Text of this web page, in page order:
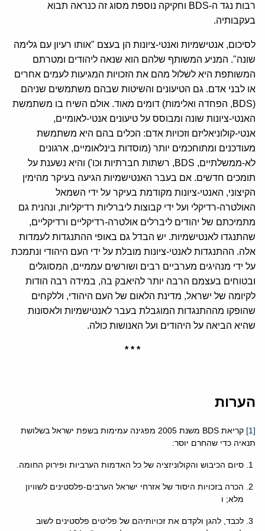
רבות נגד ה-BDS וחקיקה נוספת מסוג זה כנראה תבוא
בעקבותיה.
לסיכום, אנטישמיות ואנטי-ציונות הן בעצם "אותו רעיון עם גלימה
שונה". המניע המשותף שלהם הוא שנאה ליהודים ומטרתם
המשותפת היא לשלול מהם את הזכויות המגיעות לעמים אחרים
או לבני אדם. גם הטיעונים והשיטות שבהם משתמשים שניהם
(BDS, הפחדה ואלימות) דומים מאוד. אולם השיח בו משתמשת
האנטי-ציונות שונה ומבוסס על טיעונים אנטי-לאומיים,
אנטי-קולוניאליזם וזכויות אדם: הכלים בהם היא משתמשת
מעודכנים ומתוחכמים יותר (מוסדות בינלאומיים, ארגונים
לא-ממשלתיים, BDS, רשתות חברתיות וכו') והיא נשענת על
תומכים חדשים. אם בעבר האנטישמיות הגיעה בעיקר מהימין
הקיצוני, האנטי-ציונות מקודמת בעיקר על ידי השמאל
האולטרה-רדיקלי ועל ידי קבוצות ליברליות רדיקליות, ונהנית גם
מתמיכתם של יהודים ליברלים אולטרה-רדיקליים ורדיקליים,
שהתנגדו לאנטישמיות. יש הבדל גם באופי ההתנגדות לעמדות
אלה. ההתנגדות לאנטי-ציונות מובלת על ידי העם היהודי ונתמכת
על ידי מנהיגים מערביים רבים ושורשים עממיים, המסוגלים
ובטוחים בעצמם הרבה יותר להיאבק בה, במידה רבה הודות
לקיומה של ישראל, מדינת הלאום של העם היהודי, וללקחים
שהופקו מההתנגדות המוגבלת בעבר לאנטישמיות ולאסונות
שהיא הביאה על היהודים ועל האנושות כולה.
* * *
הערות
[1]
קריאת BDS משנת 2005 מפגינה עמימות בשפת ישראל בשלושת
תנאיה כדי שהחרם יוסר:
סיום הכיבוש והקולוניזציה של כל האדמות הערביות ופירוק החומה.
הכרה בזכויות היסוד של אזרחי ישראל הערבים-פלסטינים לשוויון
מלא; ו
לכבד, להגן ולקדם את זכויותיהם של פליטים פלסטינים לשוב